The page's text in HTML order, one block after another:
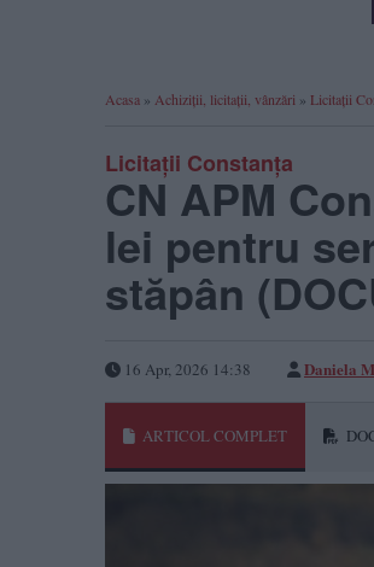
Acasa » Achiziții, licitații, vânzări » Licitații
Licitații Constanța
CN APM
lei pentru
stăpân
16 Apr, 2026 14:38 Daniela
ARTICOL COMPLET